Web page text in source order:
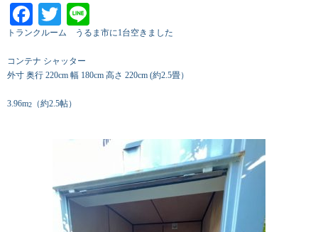
Facebook
Twitter
トランクルーム うるま市に1台空きました
コンテナ シャッター
外寸 奥行 220cm 幅 180cm 高さ 220cm (約2.5畳）
3.96m2 （約2.5帖）